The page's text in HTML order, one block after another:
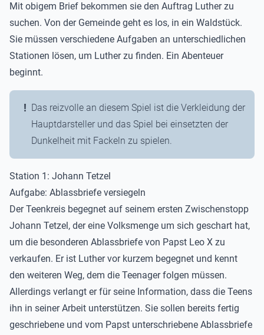
Mit obigem Brief bekommen sie den Auftrag Luther zu
suchen. Von der Gemeinde geht es los, in ein Waldstück.
Sie müssen verschiedene Aufgaben an unterschiedlichen
Stationen lösen, um Luther zu finden. Ein Abenteuer
beginnt.
Das reizvolle an diesem Spiel ist die Verkleidung der
Hauptdarsteller und das Spiel bei einsetzten der
Dunkelheit mit Fackeln zu spielen.
Station 1: Johann Tetzel
Aufgabe: Ablassbriefe versiegeln
Der Teenkreis begegnet auf seinem ersten Zwischenstopp
Johann Tetzel, der eine Volksmenge um sich geschart hat,
um die besonderen Ablassbriefe von Papst Leo X zu
verkaufen. Er ist Luther vor kurzem begegnet und kennt
den weiteren Weg, dem die Teenager folgen müssen.
Allerdings verlangt er für seine Information, dass die Teens
ihn in seiner Arbeit unterstützen. Sie sollen bereits fertig
geschriebene und vom Papst unterschriebene Ablassbriefe